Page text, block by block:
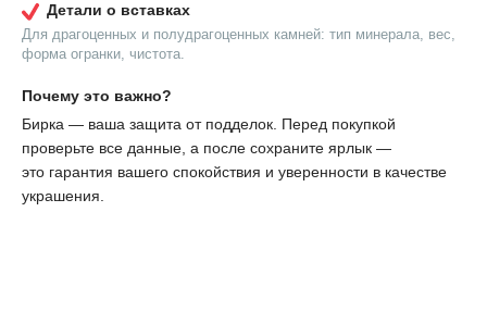
Детали о вставках
Для драгоценных и полудрагоценных камней: тип минерала, вес,
форма огранки, чистота.
Почему это важно?
Бирка — ваша защита от подделок. Перед покупкой
проверьте все данные, а после сохраните ярлык —
это гарантия вашего спокойствия и уверенности в качестве
украшения.